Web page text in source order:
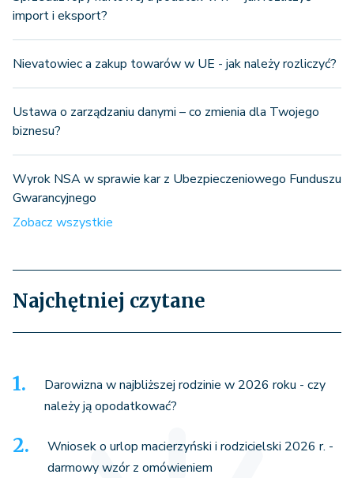
import i eksport?
Nievatowiec a zakup towarów w UE - jak należy rozliczyć?
Ustawa o zarządzaniu danymi – co zmienia dla Twojego
biznesu?
Wyrok NSA w sprawie kar z Ubezpieczeniowego Funduszu
Gwarancyjnego
Zobacz wszystkie
Najchętniej czytane
Darowizna w najbliższej rodzinie w 2026 roku - czy
należy ją opodatkować?
Wniosek o urlop macierzyński i rodzicielski 2026 r. -
darmowy wzór z omówieniem